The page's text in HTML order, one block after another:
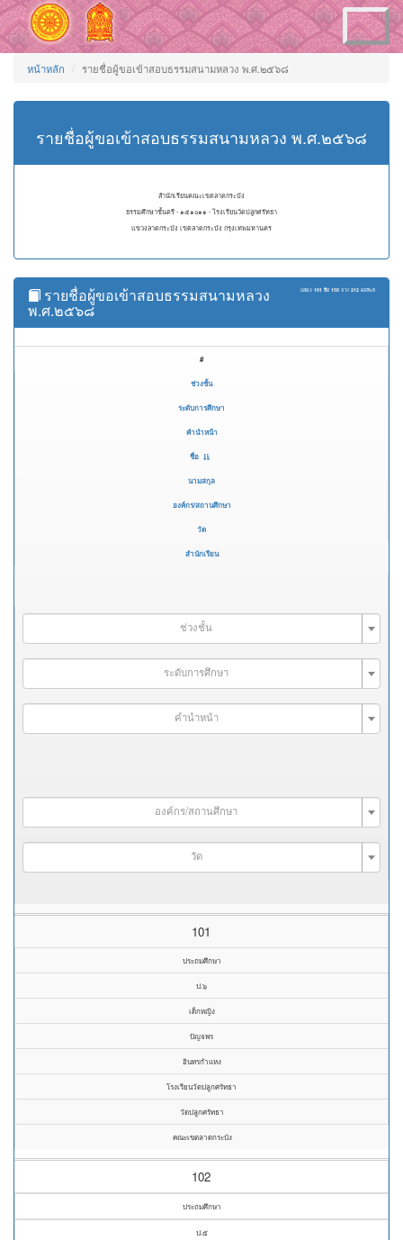
Toggle
navigation
หน้าหลัก รายชื่อผู้ขอเข้าสอบธรรมสนามหลวง พ.ศ.๒๕๖๘
รายชื่อผู้ขอเข้าสอบธรรมสนามหลวง พ.ศ.๒๕๖๘
สำนักเรียนคณะเขตลาดกระบัง
ธรรมศึกษาชั้นตรี - ๑๕๑๐๑๑ - โรงเรียนวัดปลูกศรัทธา
แขวงลาดกระบัง เขตลาดกระบัง กรุงเทพมหานคร
แสดง 101 ถึง 150 จาก 212 ผลลัพธ์
รายชื่อผู้ขอเข้าสอบธรรมสนามหลวง
พ.ศ.๒๕๖๘
#
ช่วงชั้น
ระดับการศึกษา
คำนำหน้า
ชื่อ
นามสกุล
องค์กร/สถานศึกษา
วัด
สำนักเรียน
ช่วงชั้น
ระดับการศึกษา
คำนำหน้า
องค์กร/สถานศึกษา
วัด
101
ประถมศึกษา
ป.๖
เด็กหญิง
ปัญจพร
อินทรกำแหง
โรงเรียนวัดปลูกศรัทธา
วัดปลูกศรัทธา
คณะเขตลาดกระบัง
102
ประถมศึกษา
ป.๕